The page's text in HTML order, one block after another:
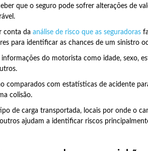
que o seguro pode sofrer alterações de
conta daanálise de risco que as seguradoras
para identificar as chances de um sinistro
informações do motorista como idade, sexo,
comparados com estatísticas de acidente
colisão.
de carga transportada, locais por onde o
ajudam a identificar riscos